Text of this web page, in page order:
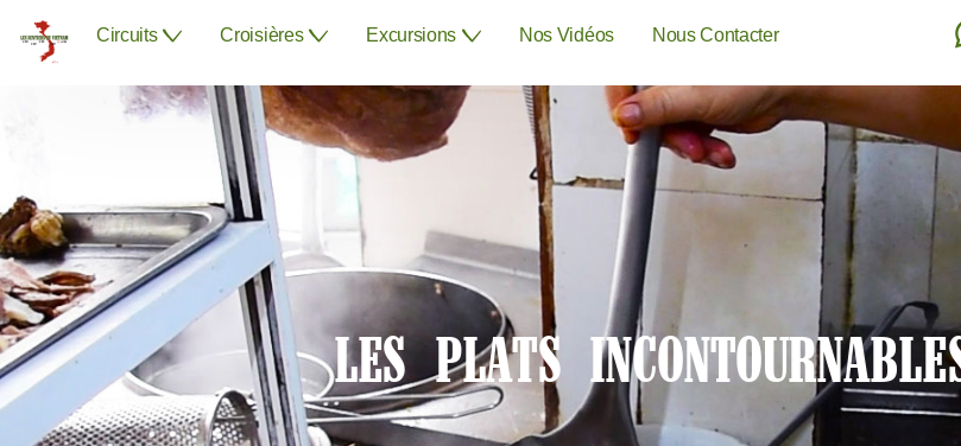
Circuits Croisières Excursions Nos Vidéos Nous Contacter
LES PLATS